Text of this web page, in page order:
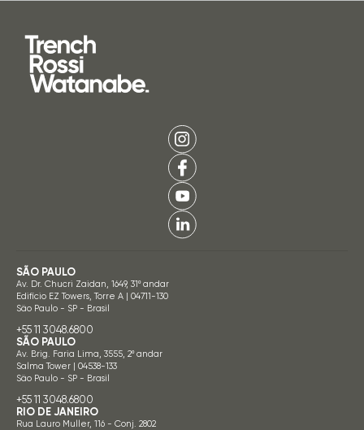
SÃO PAULO
Av. Dr. Chucri Zaidan, 1649, 31º andar
Edifício EZ Towers, Torre A | 04711-130
São Paulo - SP - Brasil
+55 11 3048.6800
SÃO PAULO
Av. Brig. Faria Lima, 3555, 2º andar
Salma Tower | 04538-133
São Paulo - SP - Brasil
+55 11 3048.6800
RIO DE JANEIRO
Rua Lauro Muller, 116 - Conj. 2802